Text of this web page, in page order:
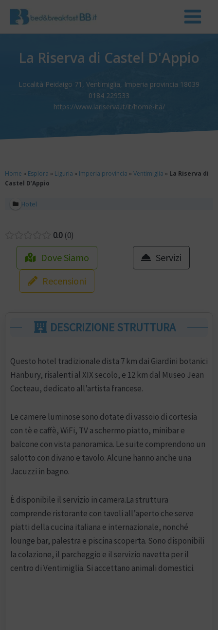
La Riserva di Castel D'Appio
Località Peidaigo 71, Ventimiglia, Imperia provincia 18039
0184 229533
https://www.lariserva.it/it/home-ita/
Home » Esplora » Liguria » Imperia provincia » Ventimiglia » La Riserva di
Castel D’Appio
Hotel
0.0 0
Dove Siamo
Servizi
Recensioni
DESCRIZIONE STRUTTURA
Questo hotel tradizionale dista 7 km dai Giardini botanici
Hanbury, risalenti al XIX secolo, e 12 km dal Museo Jean
Cocteau, dedicato all’artista francese.
Le camere luminose sono dotate di vassoio di cortesia
con tè e caffè, WiFi, TV a schermo piatto, minibar e
balcone con vista panoramica. Le suite comprendono un
salotto con divano e tavolo. Alcune hanno anche una
Jacuzzi in bagno.
È disponibile il servizio in camera.La struttura
comprende ristorante con tavoli all’aperto che serve
piatti della cucina italiana e internazionale, nonché
lounge bar, palestra e piscina scoperta. Sono disponibili
la colazione, il parcheggio e il servizio navetta per il
centro di Ventimiglia. Si accettano animali domestici.